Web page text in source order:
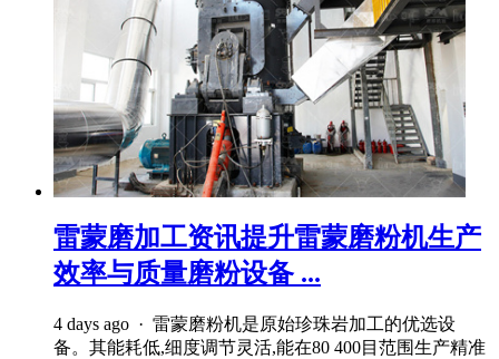
雷蒙磨加工资讯提升雷蒙磨粉机生产
效率与质量磨粉设备 ...
4 days ago · 雷蒙磨粉机是原始珍珠岩加工的优选设
备。其能耗低,细度调节灵活,能在80 400目范围生产精准